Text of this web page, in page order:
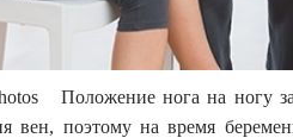
Положение нога на ногу
вен, поэтому на время